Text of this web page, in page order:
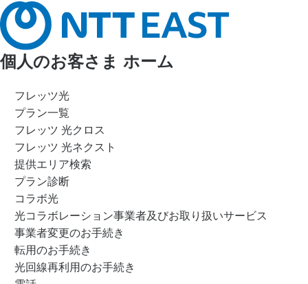
個人のお客さま ホーム
フレッツ光
プラン一覧
フレッツ 光クロス
フレッツ 光ネクスト
提供エリア検索
プラン診断
コラボ光
光コラボレーション事業者及びお取り扱いサービス
事業者変更のお手続き
転用のお手続き
光回線再利用のお手続き